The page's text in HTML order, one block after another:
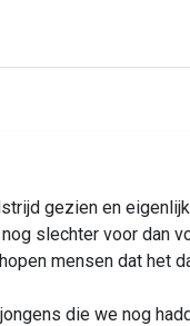
gezien en
slechter voor dan
mensen dat het
die we nog